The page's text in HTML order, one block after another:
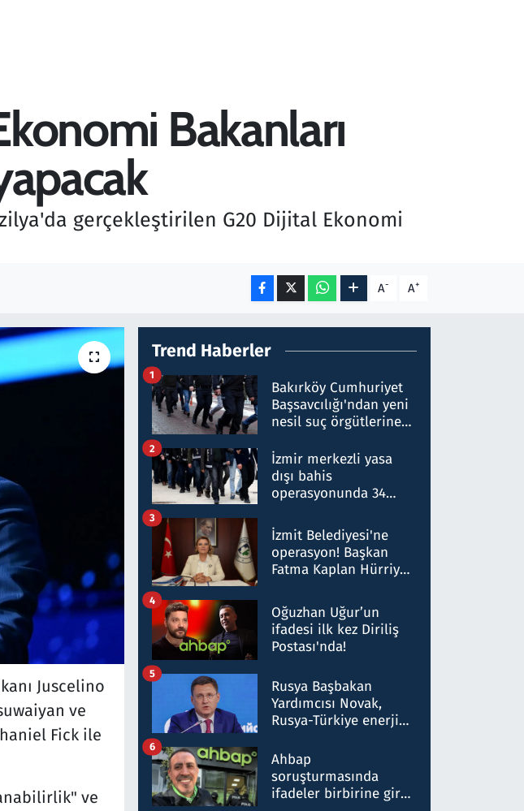
Bakanları
gerçekleştirilen G20 Dijital Ekonomi
A- A+
Juscelino
ve
Fick ile
ve
Trend Haberler
Bakırköy Cumhuriyet
Başsavcılığı'ndan yeni
nesil suç örgütlerine
hakkında gözaltı kararı
1
İzmir merkezli yasa
dışı bahis
operasyonunda 34
Milyar liralık para
trafiği tespit edildi
2
İzmit Belediyesi'ne
operasyon! Başkan
Fatma Kaplan Hürriyet
3
Oğuzhan Uğur’un
ifadesi ilk kez Diriliş
Postası'nda!
4
Rusya Başbakan
Yardımcısı Novak,
Rusya-Türkiye enerji
nitelikte olduğunu
belirtti
5
Ahbap
soruşturmasında
ifadeler birbirine girdi:
6